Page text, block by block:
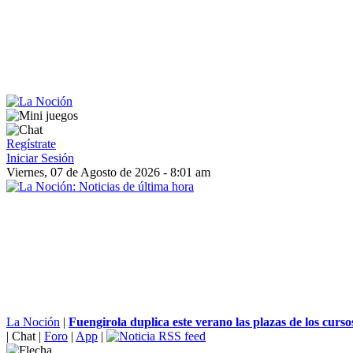
Regístrate
Iniciar Sesión
Viernes, 07 de Agosto de 2026 - 8:01 am
La Noción | Fuengirola duplica este verano las plazas de los
| Chat | Foro | App |